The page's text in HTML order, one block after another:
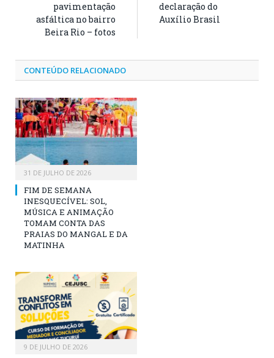
pavimentação
asfáltica no bairro
Beira Rio – fotos
declaração do
Auxílio Brasil
CONTEÚDO RELACIONADO
31 DE JULHO DE 2026
FIM DE SEMANA
INESQUECÍVEL: SOL,
MÚSICA E ANIMAÇÃO
TOMAM CONTA DAS
PRAIAS DO MANGAL E DA
MATINHA
9 DE JULHO DE 2026